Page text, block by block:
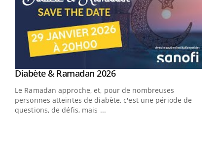
Youtube
Diabète & Ramadan 2026Youtube
Le Ramadan approche, et, pour de nombreuses
personnes atteintes de diabète, c'est une période de
questions, de défis, mais ...
Youtube
Un « jumeau numérique » pour faciliter l’accès
Un établissement lié à un groupe mutualiste innove en
matière de bilan de santé : l'utilisation d'un « jumeau